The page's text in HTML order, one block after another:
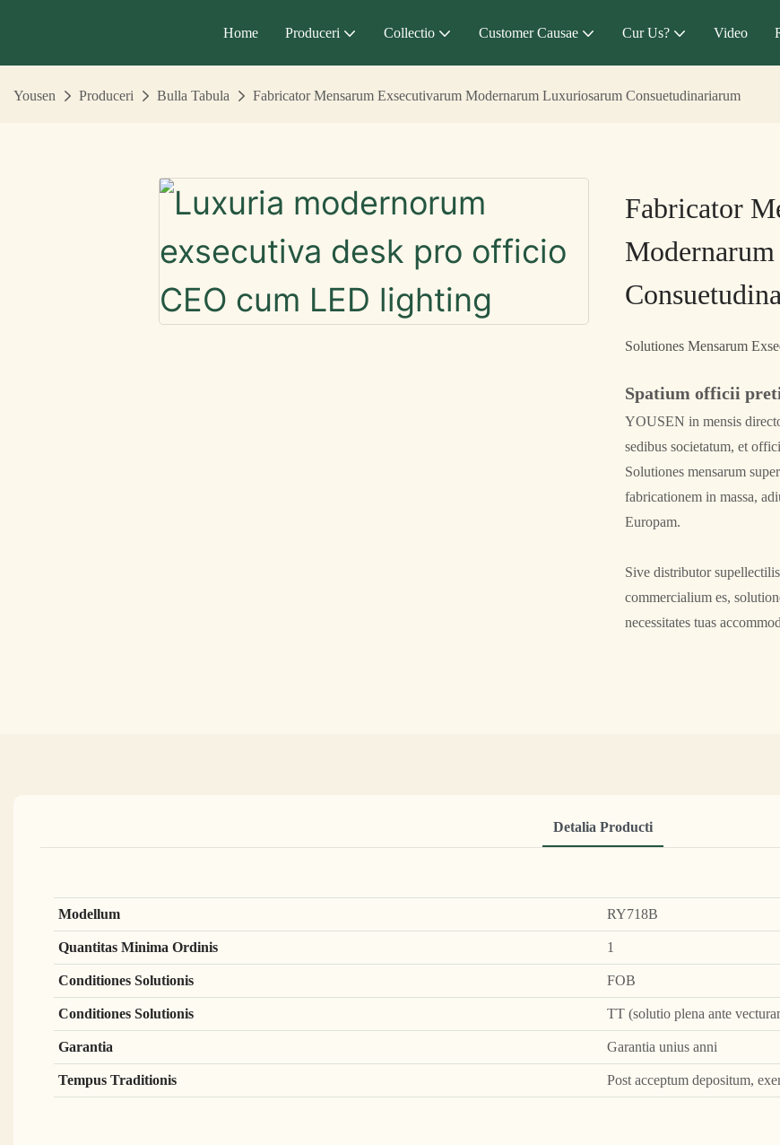
Home Produceri Collectio Customer Causae Cur Us? Video
Yousen Produceri Bulla Tabula Fabricator Mensarum Exsecutivarum Modernarum Luxuriosarum Consuetudinariarum
Fabricator
Solutiones Mensarum
Spatium officii
YOUSEN in mensis
sedibus societatum, et
Solutiones mensarum
fabricationem in massa,
Europam.
Sive distributor
commercialium es,
necessitates tuas
Detalia Producti
Modellum
RY718B
Quantitas Minima Ordinis
1
Conditiones Solutionis
FOB
Conditiones Solutionis
TT (solutio plena ante
Garantia
Garantia unius anni
Tempus Traditionis
Post acceptum depositum,